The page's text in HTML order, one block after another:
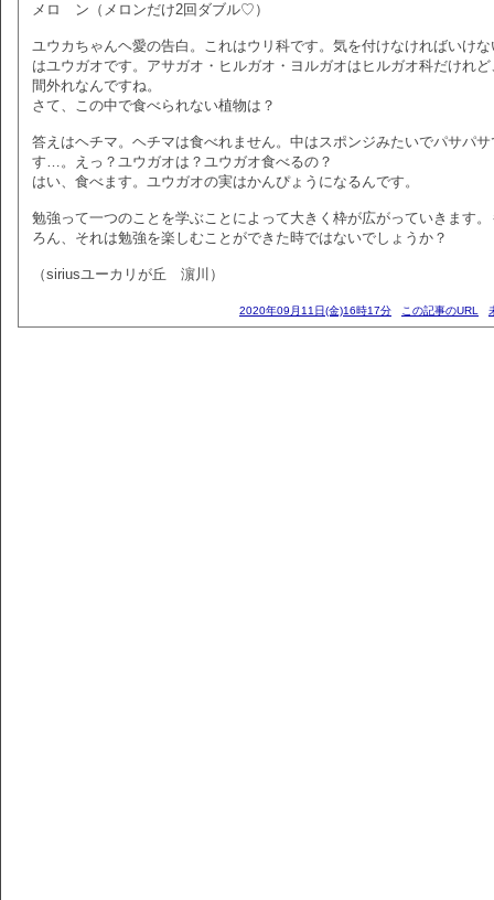
メロ ン（メロンだけ2回ダブル♡）
ユウカちゃんヘ愛の告白。これはウリ科です。気を付けなければいけな
はユウガオです。アサガオ・ヒルガオ・ヨルガオはヒルガオ科だけれど
間外れなんですね。
さて、この中で食べられない植物は？
答えはヘチマ。ヘチマは食べれません。中はスポンジみたいでパサパサ
す…。えっ？ユウガオは？ユウガオ食べるの？
はい、食べます。ユウガオの実はかんぴょうになるんです。
勉強って一つのことを学ぶことによって大きく枠が広がっていきます。
ろん、それは勉強を楽しむことができた時ではないでしょうか？
（siriusユーカリが丘 濵川）
2020年09月11日(金)16時17分 この記事のURL